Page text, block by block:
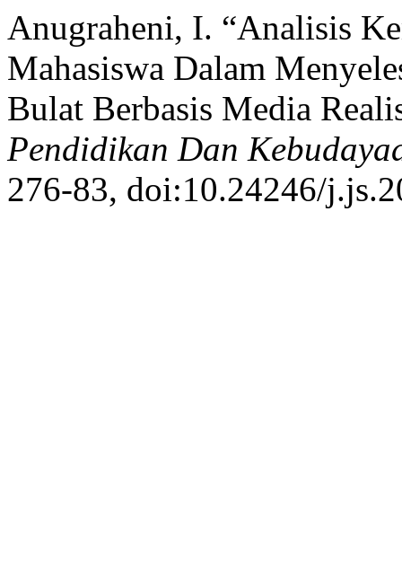
Anugraheni, I. “Analisis
Mahasiswa Dalam
Bulat Berbasis Media
Pendidikan Dan
276-83, doi:10.24246/